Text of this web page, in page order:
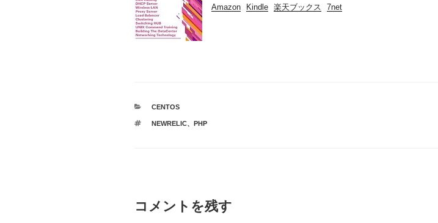
Amazon
Kindle 楽天ブックス 7net
カ
ゴ
CENTOS
タ
NEWRELIC、 PHP
コメントを残す